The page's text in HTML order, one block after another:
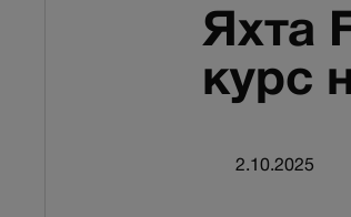
Яхта
курс
2.10.2025